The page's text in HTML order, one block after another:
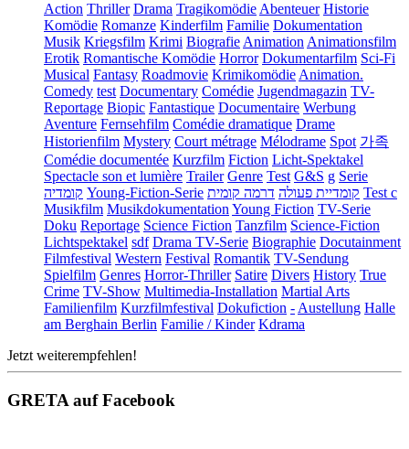
Action Thriller Drama Tragikomödie Abenteuer Historie
Komödie Romanze Kinderfilm Familie Dokumentation
Musik Kriegsfilm Krimi Biografie Animation Animationsfilm
Erotik Romantische Komödie Horror Dokumentarfilm Sci-Fi
Musical Fantasy Roadmovie Krimikomödie Animation.
Comedy test Documentary Comédie Jugendmagazin TV-
Reportage Biopic Fantastique Documentaire Werbung
Aventure Fernsehfilm Comédie dramatique Drame
Historienfilm Mystery Court métrage Mélodrame Spot 가족
Comédie documentée Kurzfilm Fiction Licht-Spektakel
Spectacle son et lumière Trailer Genre Test G&S g Serie
קומדיה Young-Fiction-Serie קומדיית פעולה דרמה קומית
Test c
Musikfilm Musikdokumentation Young Fiction TV-Serie
Doku Reportage Science Fiction Tanzfilm Science-Fiction
Lichtspektakel sdf Drama TV-Serie Biographie Docutainment
Filmfestival Western Festival Romantik TV-Sendung
Spielfilm Genres Horror-Thriller Satire Divers History True
Crime TV-Show Multimedia-Installation Martial Arts
Familienfilm Kurzfilmfestival Dokufiction - Austellung Halle
am Berghain Berlin Familie / Kinder Kdrama
Jetzt weiterempfehlen!
GRETA auf Facebook